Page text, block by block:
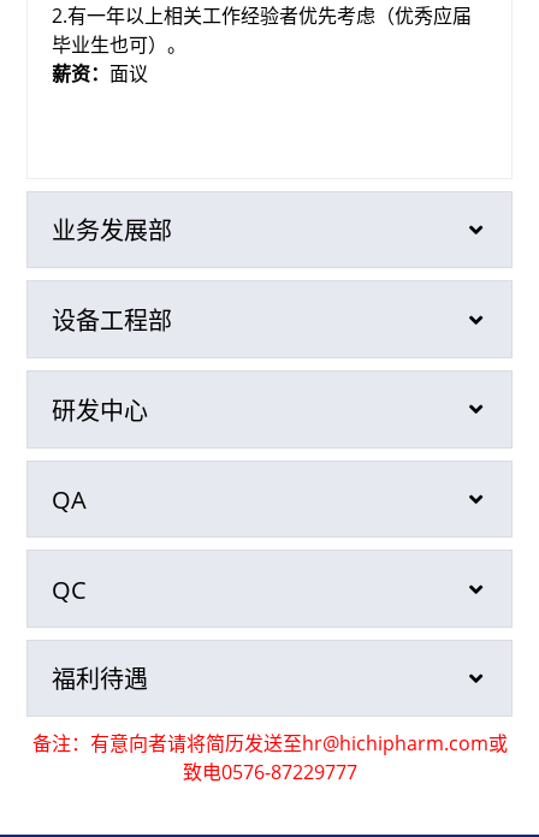
2.有一年以上相关工作经验者优先考虑（优秀应届
毕业生也可）。
薪资： 面议
业务发展部
设备工程部
研发中心
QA
QC
福利待遇
备注：有意向者请将简历发送至hr@hichipharm.com或
致电0576-87229777